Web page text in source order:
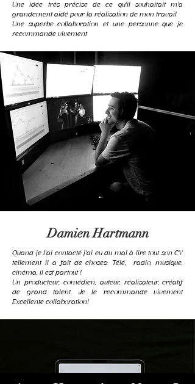
Une idée très précise de ce qu'il souhaitait m'a
grandement aidé pour la réalisation de mon travail
Une superbe collaboration et une personne que je
recommande vivement
Damien Hartmann
Quand je l'ai contacté j'ai eu du mal à lire tout son CV
tellement il a fait de choses: Télé, radio, musique,
cinéma, il est partout !
Un producteur, comédien, auteur, réalisateur, créatif
de grand talent. Je le recommande vivement
Excellente collaboration!